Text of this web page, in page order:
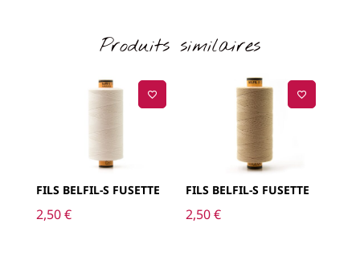
Produits similaires
FILS BELFIL-S FUSETTE
2,50€
FILS BELFIL-S FUSETTE
2,50€